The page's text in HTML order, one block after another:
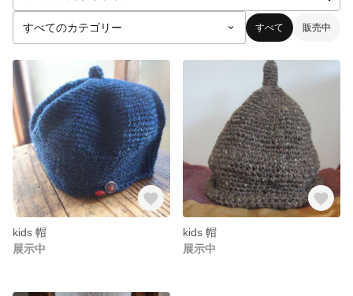
すべて 販売中
kids 帽
展示中
kids 帽
展示中